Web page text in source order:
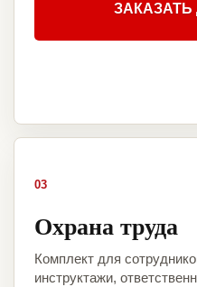
ЗАКАЗАТЬ
03
Охрана труда
Комплект для
инструктажи,